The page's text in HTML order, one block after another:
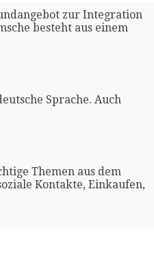
zur Integration
besteht aus einem
Sprache. Auch
Themen aus dem
Kontakte, Einkaufen,